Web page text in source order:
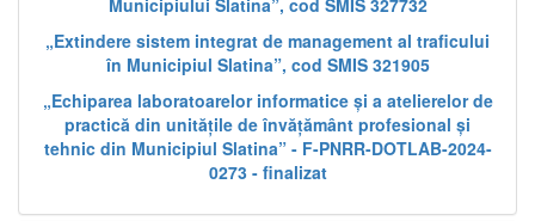
Municipiului Slatina”, cod SMIS 327732
„Extindere sistem integrat de management al traficului
în Municipiul Slatina”, cod SMIS 321905
„Echiparea laboratoarelor informatice și a atelierelor de
practică din unitățile de învățământ profesional și
tehnic din Municipiul Slatina” - F-PNRR-DOTLAB-2024-
0273 - finalizat